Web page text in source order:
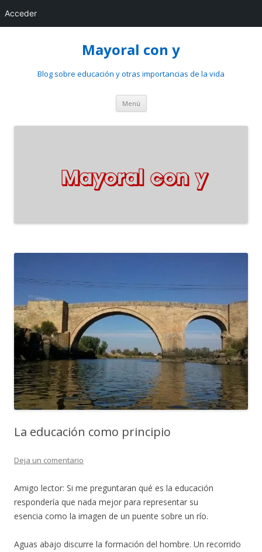
Acceder
Mayoral con y
Blog sobre educación y otras importancias de la vida
Menú Saltar
contenido
La educación como principio
Deja un comentario
Amigo lector: Si me preguntaran qué es la educación
respondería que nada mejor para representar su
esencia como la imagen de un puente sobre un río.
Aguas abajo discurre la formación del hombre. Un recorrido